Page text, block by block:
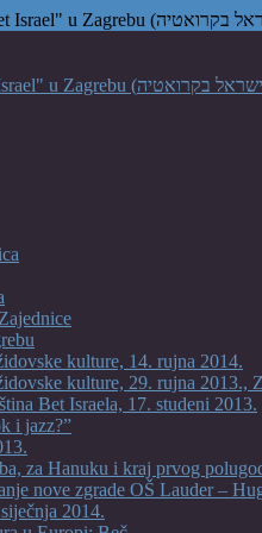
kulture, 14. rujna 2014.
kulture, 29. rujna 2013.,
Bet Israela, 17. studeni 2013.
i jazz?”
za Hanuku i kraj prvog
nove zgrade OŠ Lauder –
2014.